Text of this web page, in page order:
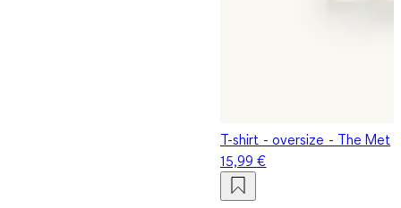
T-shirt - oversize - The Met
15,99 €